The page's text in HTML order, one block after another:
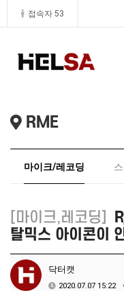
접속자 53
RME
마이크/레코딩
[마이크,레코딩]
탈믹스 아이콘이
닥터캣
2020.07.07 15:22